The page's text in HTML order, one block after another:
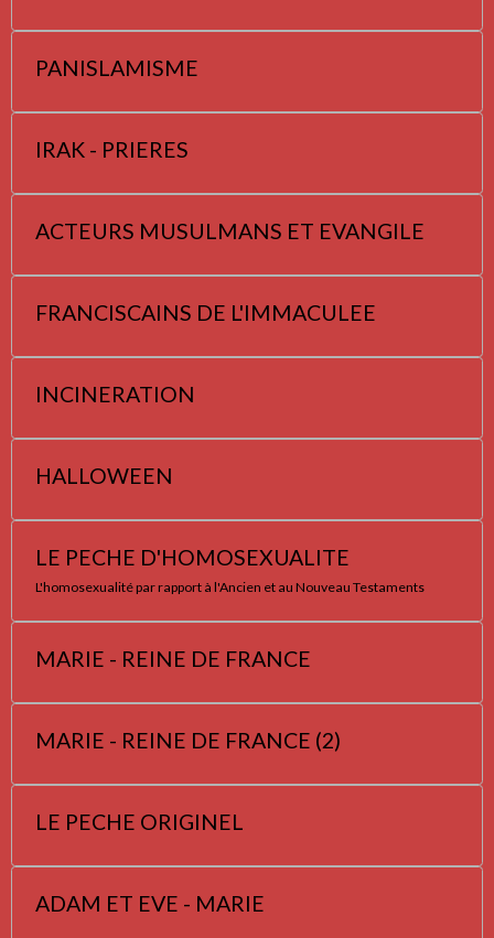
PANISLAMISME
IRAK - PRIERES
ACTEURS MUSULMANS ET EVANGILE
FRANCISCAINS DE L'IMMACULEE
INCINERATION
HALLOWEEN
LE PECHE D'HOMOSEXUALITE
L'homosexualité par rapport à l'Ancien et au Nouveau Testaments
MARIE - REINE DE FRANCE
MARIE - REINE DE FRANCE (2)
LE PECHE ORIGINEL
ADAM ET EVE - MARIE